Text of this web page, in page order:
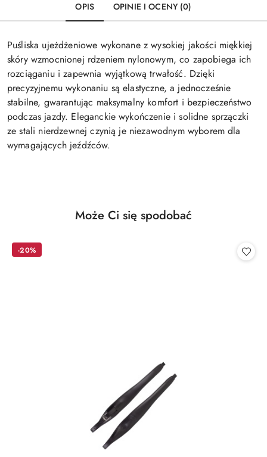
OPIS OPINIE I OCENY (0)
Puśliska ujeżdżeniowe wykonane z wysokiej jakości miękkiej
skóry wzmocnionej rdzeniem nylonowym, co zapobiega ich
rozciąganiu i zapewnia wyjątkową trwałość. Dzięki
precyzyjnemu wykonaniu są elastyczne, a jednocześnie
stabilne, gwarantując maksymalny komfort i bezpieczeństwo
podczas jazdy. Eleganckie wykończenie i solidne sprzączki
ze stali nierdzewnej czynią je niezawodnym wyborem dla
wymagających jeźdźców.
Pomiń karuzelę produktów
Produkty
Może Ci się spodobać
-20%